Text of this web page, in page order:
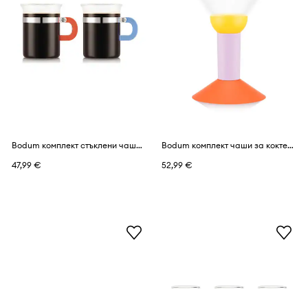
Bodum комплект стъклени чаши от стъкло 0,3 l
47,99 €
Bodum комплект чаши за коктейли от цветно стъкло 0,2 l
52,99 €